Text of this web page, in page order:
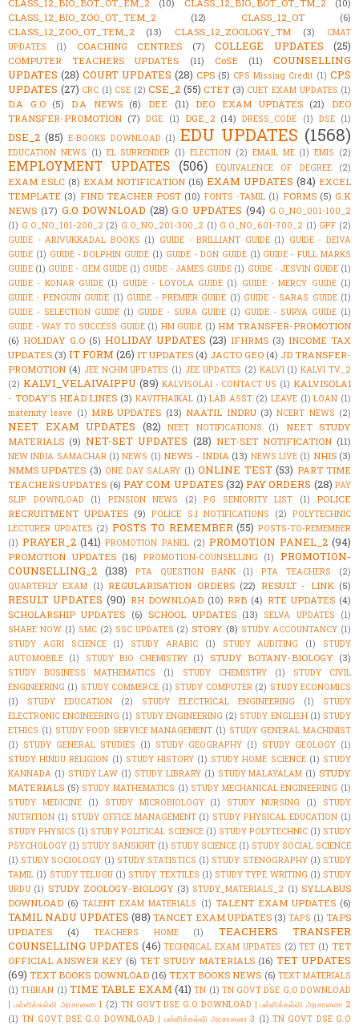
CLASS_12_BIO_BOT_OT_EM_2
(10) CLASS_12_BIO_BOT_OT_TM_2
(10)
CLASS_12_BIO_ZOO_OT_TEM_2
(12) CLASS_12_OT
(6)
CLASS_12_ZOO_OT_TEM_2
(13) CLASS_12_ZOOLOGY_TM (3)
CMAT
UPDATES
(1) COACHING CENTRES (7) COLLEGE UPDATES (25)
COMPUTER TEACHERS UPDATES (11) CoSE (11)
COUNSELLING
UPDATES (28) COURT UPDATES (28) CPS (5) CPS Missing Credit (1) CPS
UPDATES (27) CRC (1) CSE (2) CSE_2 (55) CTET (3) CUET EXAM UPDATES (1)
D.A G.O (5) D.A NEWS (8) DEE (11) DEO EXAM UPDATES (21)
DEO
TRANSFER-PROMOTION (7) DGE (1) DGE_2 (14) DRESS_CODE (1) DSE (1)
DSE_2 (85) E-BOOKS DOWNLOAD (1) EDU UPDATES (1568)
EDUCATION NEWS (1) EL SURRENDER (1) ELECTION (2) EMAIL ME (1) EMIS (2)
EMPLOYMENT UPDATES (506) EQUIVALENCE OF DEGREE (2)
EXAM ESLC (8) EXAM NOTIFICATION (16) EXAM UPDATES (84) EXCEL
TEMPLATE (3) FIND TEACHER POST (10) FONTS -TAMIL (1) FORMS (5) G.K
NEWS (17) G.O DOWNLOAD (28) G.O UPDATES (94) G.O_NO_001-100_2
(1) G.O_NO_101-200_2 (2) G.O_NO_201-300_2 (1) G.O_NO_601-700_2 (1) GPF (2)
GUIDE - ARIVUKKADAL BOOKS (1) GUIDE - BRILLIANT GUIDE (1) GUIDE - DEIVA
GUIDE (1) GUIDE - DOLPHIN GUIDE (1) GUIDE - DON GUIDE (1) GUIDE - FULL MARKS
GUIDE (1) GUIDE - GEM GUIDE (1) GUIDE - JAMES GUIDE (1) GUIDE - JESVIN GUIDE (1)
GUIDE - KONAR GUIDE (1) GUIDE - LOYOLA GUIDE (1) GUIDE - MERCY GUIDE (1)
GUIDE - PENGUIN GUIDE (1) GUIDE - PREMIER GUIDE (1) GUIDE - SARAS GUIDE (1)
GUIDE - SELECTION GUIDE (1) GUIDE - SURA GUIDE (1) GUIDE - SURYA GUIDE (1)
GUIDE - WAY TO SUCCESS GUIDE (1) HM GUIDE (1) HM TRANSFER-PROMOTION
(6) HOLIDAY G.O (5) HOLIDAY UPDATES (23) IFHRMS (3) INCOME TAX
UPDATES (3) IT FORM (26) IT UPDATES (4) JACTO GEO (4) JD TRANSFER-
PROMOTION (4) JEE NCHM UPDATES (1) JEE UPDATES (2) KALVI (1) KALVI TV_2
(2) KALVI_VELAIVAIPPU (89) KALVISOLAI - CONTACT US (1) KALVISOLAI
- TODAY'S HEAD LINES (3) KAVITHAIKAL (1) LAB ASST (2) LEAVE (1) LOAN (1)
maternity leave (1) MRB UPDATES (13) NAATIL INDRU (3) NCERT NEWS (2)
NEET EXAM UPDATES (82) NEET NOTIFICATIONS (1)
NEET STUDY
MATERIALS (9) NET-SET UPDATES (28) NET-SET NOTIFICATION (11)
NEW INDIA SAMACHAR (1) NEWS (1) NEWS - INDIA (13) NEWS LIVE (1) NHIS (3)
NMMS UPDATES (3) ONE DAY SALARY (1) ONLINE TEST (53) PART TIME
TEACHERS UPDATES (6) PAY COM UPDATES (32) PAY ORDERS (28) PAY
SLIP DOWNLOAD
(1) PENSION NEWS (2) PG SENIORITY LIST (1)
POLICE
RECRUITMENT UPDATES (9) POLICE S.I NOTIFICATIONS (2) POLYTECHNIC
LECTURER UPDATES (2) POSTS TO REMEMBER (55) POSTS-TO-REMEMBER
(1) PRAYER_2 (141) PROMOTION PANEL (2) PROMOTION PANEL_2 (94)
PROMOTION UPDATES (16) PROMOTION-COUNSELLING (1)
PROMOTION-
COUNSELLING_2 (138) PTA QUESTION BANK (1) PTA TEACHERS
(2)
QUARTERLY EXAM (1) REGULARISATION ORDERS (22) RESULT - LINK (5)
RESULT UPDATES (90) RH DOWNLOAD (10) RRB (4) RTE UPDATES (4)
SCHOLARSHIP UPDATES (6) SCHOOL UPDATES (13) SELVA UPDATES
(1)
SHARE NOW (1) SMC (2) SSC UPDATES (2) STORY (8) STUDY ACCOUNTANCY (1)
STUDY AGRI SCIENCE
(1) STUDY ARABIC (1) STUDY AUDITING (1)
STUDY
AUTOMOBILE (1) STUDY BIO CHEMISTRY (1) STUDY BOTANY-BIOLOGY (3)
STUDY BUSINESS MATHEMATICS (1) STUDY CHEMISTRY (1)
STUDY CIVIL
ENGINEERING (1) STUDY COMMERCE (1) STUDY COMPUTER (2) STUDY ECONOMICS
(1)
STUDY EDUCATION (2) STUDY ELECTRICAL ENGINEERING (1)
STUDY
ELECTRONIC ENGINEERING (1) STUDY ENGINEERING (2) STUDY ENGLISH (1) STUDY
ETHICS (1) STUDY FOOD SERVICE MANAGEMENT (1) STUDY GENERAL MACHINIST
(1) STUDY GENERAL STUDIES (1) STUDY GEOGRAPHY (1) STUDY GEOLOGY (1)
STUDY HINDU RELIGION (1) STUDY HISTORY (1) STUDY HOME SCIENCE (1) STUDY
KANNADA (1) STUDY LAW (1) STUDY LIBRARY (1) STUDY MALAYALAM (1) STUDY
MATERIALS (5) STUDY MATHEMATICS (1) STUDY MECHANICAL ENGINEERING (1)
STUDY MEDICINE
(1) STUDY MICROBIOLOGY (1) STUDY NURSING (1)
STUDY
NUTRITION (1) STUDY OFFICE MANAGEMENT (1) STUDY PHYSICAL EDUCATION (1)
STUDY PHYSICS (1) STUDY POLITICAL SCIENCE (1) STUDY POLYTECHNIC (1) STUDY
PSYCHOLOGY (1) STUDY SANSKRIT (1) STUDY SCIENCE (1) STUDY SOCIAL SCIENCE
(1) STUDY SOCIOLOGY (1) STUDY STATISTICS (1) STUDY STENOGRAPHY (1) STUDY
TAMIL (1) STUDY TELUGU (1) STUDY TEXTILES (1) STUDY TYPE WRITING (1) STUDY
URDU (1) STUDY ZOOLOGY-BIOLOGY (3) STUDY_MATERIALS_2 (1) SYLLABUS
DOWNLOAD (6) TALENT EXAM MATERIALS (1) TALENT EXAM UPDATES (6)
TAMIL NADU UPDATES (88) TANCET EXAM UPDATES (3) TAPS (1) TAPS
UPDATES
(4) TEACHERS HOME (1)
TEACHERS TRANSFER
COUNSELLING UPDATES (46) TECHNICAL EXAM UPDATES (2) TET (1) TET
OFFICIAL ANSWER KEY (6) TET STUDY MATERIALS (16) TET UPDATES
(69) TEXT BOOKS DOWNLOAD (16) TEXT BOOKS NEWS (6) TEXT MATERIALS
(1) THIRAN (1) TIME TABLE EXAM (41) TN (1) TN GOVT DSE G.O DOWNLOAD
| பள்ளிக்கல்வி அரசாணை 1 (2) TN GOVT DSE G.O DOWNLOAD | பள்ளிக்கல்வி அரசாணை 2
(1) TN GOVT DSE G.O DOWNLOAD | பள்ளிக்கல்வி அரசாணை 3 (1) TN GOVT DSE G.O